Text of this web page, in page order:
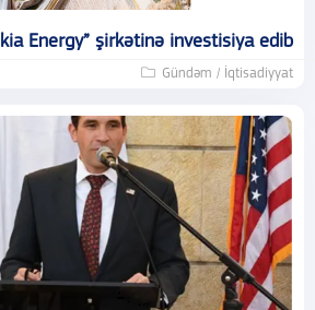
Energy” şirkətinə investisiya edib
Gündəm / İqtisadiyyat